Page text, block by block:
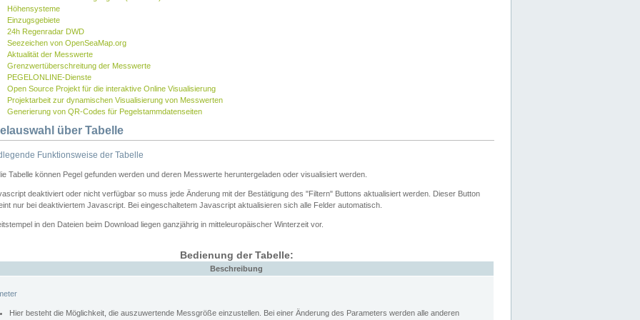
Höhensysteme
Einzugsgebiete
24h Regenradar DWD
Seezeichen von OpenSeaMap.org
Aktualität der Messwerte
Grenzwertüberschreitung der Messwerte
PEGELONLINE-Dienste
Open Source Projekt für die interaktive Online Visualisierung
Projektarbeit zur dynamischen Visualisierung von Messwerten
Generierung von QR-Codes für Pegelstammdatenseiten
über Tabelle
Funktionsweise der Tabelle
Tabelle können Pegel gefunden werden und deren Messwerte heruntergeladen oder visualisiert werden.
deaktiviert oder nicht verfügbar so muss jede Änderung mit der Bestätigung des "Filtern" Buttons aktualisiert werden. Dieser Button
nur bei deaktiviertem Javascript. Bei eingeschaltetem Javascript aktualisieren sich alle Felder automatisch.
in den Dateien beim Download liegen ganzjährig in mitteleuropäischer Winterzeit vor.
Bedienung der Tabelle:
Beschreibung
Hier besteht die Möglichkeit, die auszuwertende Messgröße einzustellen. Bei einer Änderung des Parameters werden alle anderen